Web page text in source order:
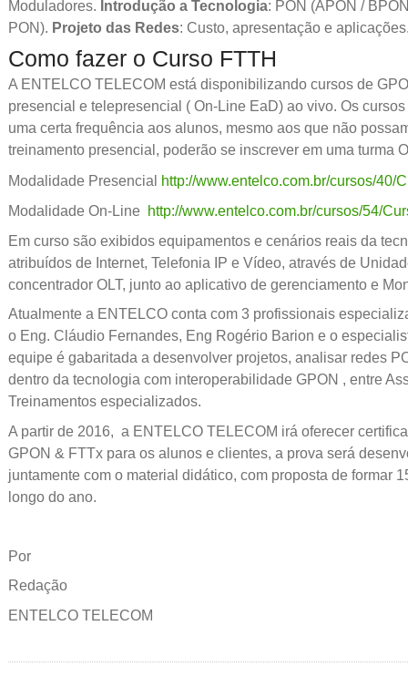
Moduladores. Introdução a Tecnologia: PON (APON /
PON). Projeto das Redes: Custo, apresentação e
Como fazer o Curso FTTH
A ENTELCO TELECOM está disponibilizando cursos de
presencial e telepresencial ( On-Line EaD) ao vivo. Os
uma certa frequência aos alunos, mesmo aos que não
treinamento presencial, poderão se inscrever em uma turma
Modalidade Presencial
http://www.entelco.com.br/cursos/40/
Modalidade On-Line http://www.entelco.com.br/cursos/54/
Em curso são exibidos equipamentos e cenários reais da
atribuídos de Internet, Telefonia IP e Vídeo, através de
concentrador OLT, junto ao aplicativo de gerenciamento e
Atualmente a ENTELCO conta com 3 profissionais
o Eng. Cláudio Fernandes, Eng Rogério Barion e o
equipe é gabaritada a desenvolver projetos, analisar redes
dentro da tecnologia com interoperabilidade GPON , entre
Treinamentos especializados.
A partir de 2016, a ENTELCO TELECOM irá oferecer
GPON & FTTx para os alunos e clientes, a prova será
juntamente com o material didático, com proposta de formar
longo do ano.
Por
Redação
ENTELCO TELECOM